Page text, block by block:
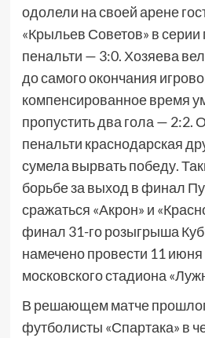
одолели на своей арене
«Крыльев Советов» в
пенальти — 3:0. Хозяева
до самого окончания
компенсированное время
пропустить два гола — 2:2.
пенальти краснодарская
сумела вырвать победу.
борьбе за выход в финал
сражаться «Акрон» и
финал 31-го розыгрыша
намечено провести 11
московского стадиона
В решающем матче
футболисты «Спартака» в